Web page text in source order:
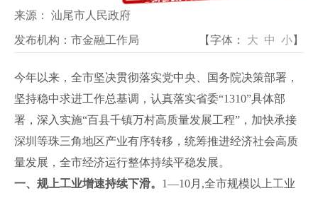
来源： 汕尾市人民政府
发布机构： 市金融工作局 【字体： 大 中 小】
今年以来，全市坚决贯彻落实党中央、国务院决策部署，
坚持稳中求进工作总基调，认真落实省委“1310”具体部
署，深入实施“百县千镇万村高质量发展工程”，加快承接
深圳等珠三角地区产业有序转移，统筹推进经济社会高质
量发展，全市经济运行整体持续平稳发展。
一、 规上工业增速持续下滑。 1—10月,全市规模以上工业